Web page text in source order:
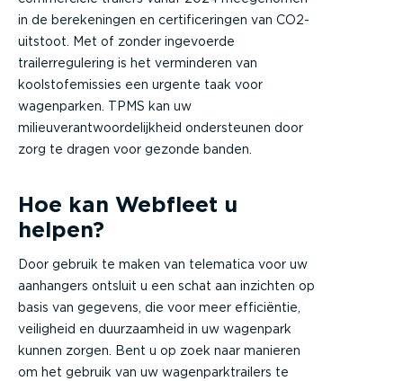
in de berekeningen en certificeringen van CO2-
uitstoot. Met of zonder ingevoerde
trailerregulering is het verminderen van
koolstofemissies een urgente taak voor
wagenparken. TPMS kan uw
milieuverantwoordelijkheid ondersteunen door
zorg te dragen voor gezonde banden.
Hoe kan Webfleet u
helpen?
Door gebruik te maken van telematica voor uw
aanhangers ontsluit u een schat aan inzichten op
basis van gegevens, die voor meer efficiëntie,
veiligheid en duurzaamheid in uw wagenpark
kunnen zorgen. Bent u op zoek naar manieren
om het gebruik van uw wagenparktrailers te